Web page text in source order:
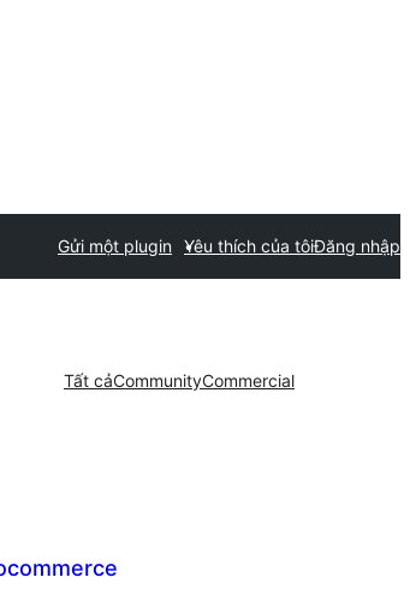
Gửi một plugin Yêu thích của tôiĐăng nhập
Tất cảCommunityCommercial